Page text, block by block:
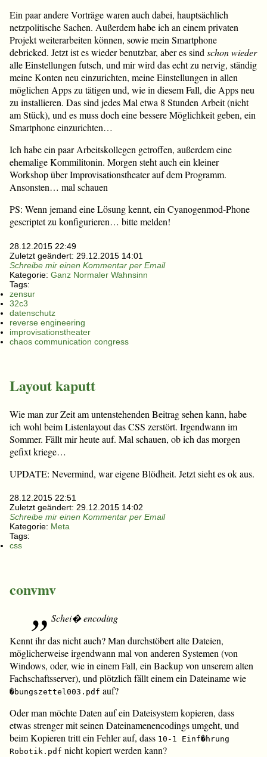
Ein paar andere Vorträge waren auch dabei, hauptsächlich
netzpolitische Sachen. Außerdem habe ich an einem privaten
Projekt weiterarbeiten können, sowie mein Smartphone
debricked. Jetzt ist es wieder benutzbar, aber es sindschon wieder
alle Einstellungen futsch, und mir wird das echt zu nervig, ständig
meine Konten neu einzurichten, meine Einstellungen in allen
möglichen Apps zu tätigen und, wie in diesem Fall, die Apps neu
zu installieren. Das sind jedes Mal etwa 8 Stunden Arbeit (nicht
am Stück), und es muss doch eine bessere Möglichkeit geben, ein
Smartphone einzurichten…
Ich habe ein paar Arbeitskollegen getroffen, außerdem eine
ehemalige Kommilitonin. Morgen steht auch ein kleiner
Workshop über Improvisationstheater auf dem Programm.
Ansonsten… mal schauen
PS: Wenn jemand eine Lösung kennt, ein Cyanogenmod-Phone
gescriptet zu konfigurieren… bitte melden!
28.12.2015 22:49
Zuletzt geändert: 29.12.2015 14:01
Schreibe mir einen Kommentar per Email
Kategorie: Ganz Normaler Wahnsinn
Tags:
zensur
32c3
datenschutz
reverse engineering
improvisationstheater
chaos communication congress
Layout kaputt
Wie man zur Zeit am untenstehenden Beitrag sehen kann, habe
ich wohl beim Listenlayout das CSS zerstört. Irgendwann im
Sommer. Fällt mir heute auf. Mal schauen, ob ich das morgen
gefixt kriege…
UPDATE: Nevermind, war eigene Blödheit. Jetzt sieht es ok aus.
28.12.2015 22:51
Zuletzt geändert: 29.12.2015 14:02
Schreibe mir einen Kommentar per Email
Kategorie: Meta
Tags:
css
convmv
Schei� encoding
Kennt ihr das nicht auch? Man durchstöbert alte Dateien,
möglicherweise irgendwann mal von anderen Systemen (von
Windows, oder, wie in einem Fall, ein Backup von unserem alten
Fachschaftsserver), und plötzlich fällt einem ein Dateiname wie
�bungszettel003.pdf auf?
Oder man möchte Daten auf ein Dateisystem kopieren, dass
etwas strenger mit seinen Dateinamenencodings umgeht, und
beim Kopieren tritt ein Fehler auf, dass 10-1 Einf�hrung
Robotik.pdf nicht kopiert werden kann?